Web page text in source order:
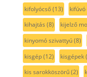
kifolyócső(13) kifúvó
kihajtás (8) kijelző
kinyomó szivattyú(8)
kisgép(12) kisgépek
kis sarokköszörű(2)